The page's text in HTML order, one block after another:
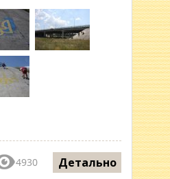
4930 Детально